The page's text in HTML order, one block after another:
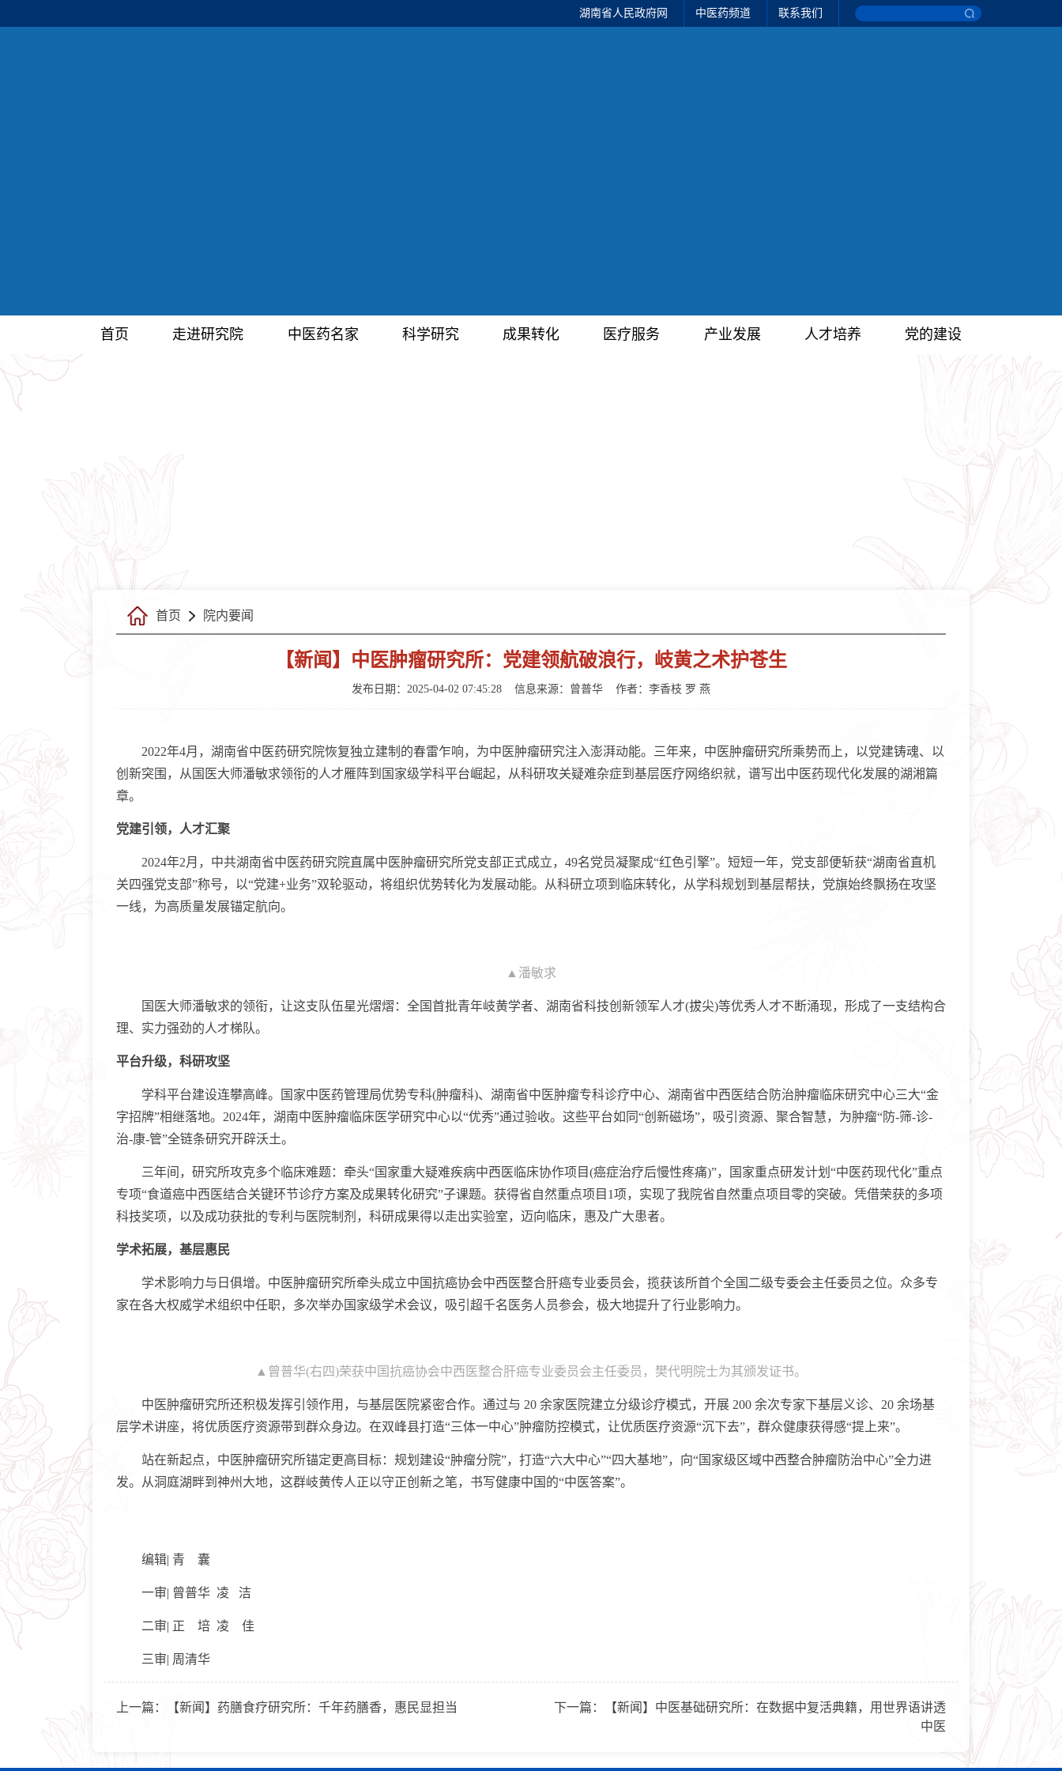
湖南省人民政府网 中医药频道 联系我们
首页 走进研究院 中医药名家 科学研究 成果转化 医疗服务 产业发展 人才培养 党的建设
首页 院内要闻
【新闻】中医肿瘤研究所：党建领航破浪行，岐黄之术护苍生
发布日期：2025-04-02 07:45:28 信息来源：曾普华 作者：李香枝 罗 燕
2022年4月，湖南省中医药研究院恢复独立建制的春雷乍响，为中医肿瘤研究注入澎湃动能。三年来，中医肿瘤研究所乘势而上，以党建铸魂、以
创新突围，从国医大师潘敏求领衔的人才雁阵到国家级学科平台崛起，从科研攻关疑难杂症到基层医疗网络织就，谱写出中医药现代化发展的湖湘篇
章。
党建引领，人才汇聚
2024年2月，中共湖南省中医药研究院直属中医肿瘤研究所党支部正式成立，49名党员凝聚成“红色引擎”。短短一年，党支部便斩获“湖南省直机
关四强党支部”称号，以“党建+业务”双轮驱动，将组织优势转化为发展动能。从科研立项到临床转化，从学科规划到基层帮扶，党旗始终飘扬在攻坚
一线，为高质量发展锚定航向。
▲潘敏求
国医大师潘敏求的领衔，让这支队伍星光熠熠：全国首批青年岐黄学者、湖南省科技创新领军人才(拔尖)等优秀人才不断涌现，形成了一支结构合
理、实力强劲的人才梯队。
平台升级，科研攻坚
学科平台建设连攀高峰。国家中医药管理局优势专科(肿瘤科)、湖南省中医肿瘤专科诊疗中心、湖南省中西医结合防治肿瘤临床研究中心三大“金
字招牌”相继落地。2024年，湖南中医肿瘤临床医学研究中心以“优秀”通过验收。这些平台如同“创新磁场”，吸引资源、聚合智慧，为肿瘤“防-筛-诊-
治-康-管”全链条研究开辟沃土。
三年间，研究所攻克多个临床难题：牵头“国家重大疑难疾病中西医临床协作项目(癌症治疗后慢性疼痛)”，国家重点研发计划“中医药现代化”重点
专项“食道癌中西医结合关键环节诊疗方案及成果转化研究”子课题。获得省自然重点项目1项，实现了我院省自然重点项目零的突破。凭借荣获的多项
科技奖项，以及成功获批的专利与医院制剂，科研成果得以走出实验室，迈向临床，惠及广大患者。
学术拓展，基层惠民
学术影响力与日俱增。中医肿瘤研究所牵头成立中国抗癌协会中西医整合肝癌专业委员会，揽获该所首个全国二级专委会主任委员之位。众多专
家在各大权威学术组织中任职，多次举办国家级学术会议，吸引超千名医务人员参会，极大地提升了行业影响力。
▲曾普华(右四)荣获中国抗癌协会中西医整合肝癌专业委员会主任委员，樊代明院士为其颁发证书。
中医肿瘤研究所还积极发挥引领作用，与基层医院紧密合作。通过与 20 余家医院建立分级诊疗模式，开展 200 余次专家下基层义诊、20 余场基
层学术讲座，将优质医疗资源带到群众身边。在双峰县打造“三体一中心”肿瘤防控模式，让优质医疗资源“沉下去”，群众健康获得感“提上来”。
站在新起点，中医肿瘤研究所锚定更高目标：规划建设“肿瘤分院”，打造“六大中心”“四大基地”，向“国家级区域中西整合肿瘤防治中心”全力进
发。从洞庭湖畔到神州大地，这群岐黄传人正以守正创新之笔，书写健康中国的“中医答案”。
编辑| 青 囊
一审| 曾普华 凌 洁
二审| 正 培 凌 佳
三审| 周清华
上一篇： 【新闻】药膳食疗研究所：千年药膳香，惠民显担当 下一篇：
【新闻】中医基础研究所：在数据中复活典籍，用世界语讲透
中医